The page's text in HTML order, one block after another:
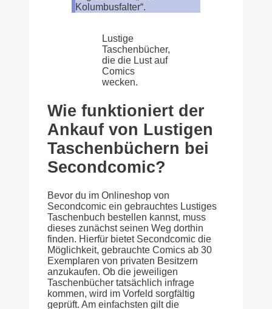
Kolumbusfalter“.
Lustige
Taschenbücher,
die die Lust auf
Comics
wecken.
Wie funktioniert der
Ankauf von Lustigen
Taschenbüchern bei
Secondcomic?
Bevor du im Onlineshop von
Secondcomic ein gebrauchtes Lustiges
Taschenbuch bestellen kannst, muss
dieses zunächst seinen Weg dorthin
finden. Hierfür bietet Secondcomic die
Möglichkeit, gebrauchte Comics ab 30
Exemplaren von privaten Besitzern
anzukaufen. Ob die jeweiligen
Taschenbücher tatsächlich infrage
kommen, wird im Vorfeld sorgfältig
geprüft. Am einfachsten gilt die